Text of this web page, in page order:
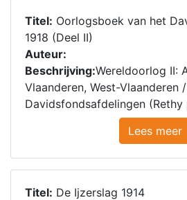
Titel: Oorlogsboek van het
1918 (Deel II)
Auteur:
Beschrijving:Wereldoorlog II:
Vlaanderen, West-Vlaanderen
Davidsfondsafdelingen (Rethy
Lees meer
Titel: De Ijzerslag 1914